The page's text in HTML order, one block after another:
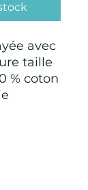
avec
taille
% coton